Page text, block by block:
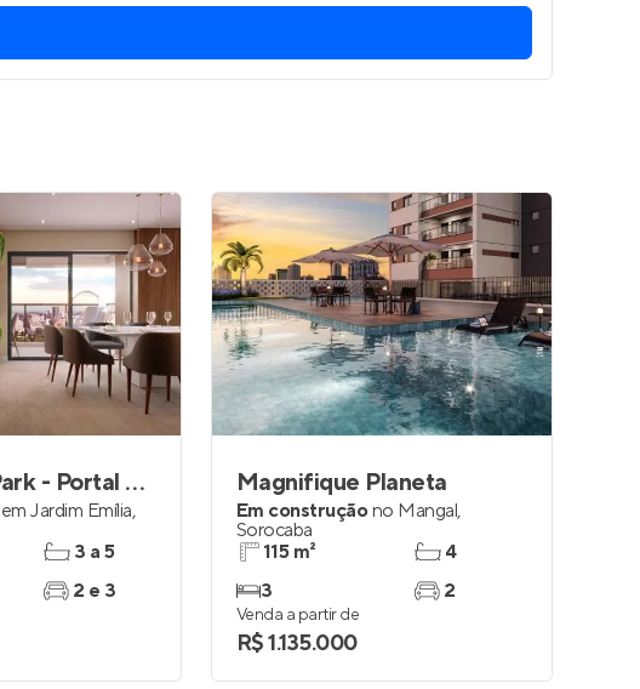
Millennium Park - Portal da Colina
em Jardim Emília,
3 a 5
2 e 3
Magnifique Planeta
Em construçãono Mangal,
Sorocaba
115 m²
3
4
2
Venda a partir de
R$ 1.135.000